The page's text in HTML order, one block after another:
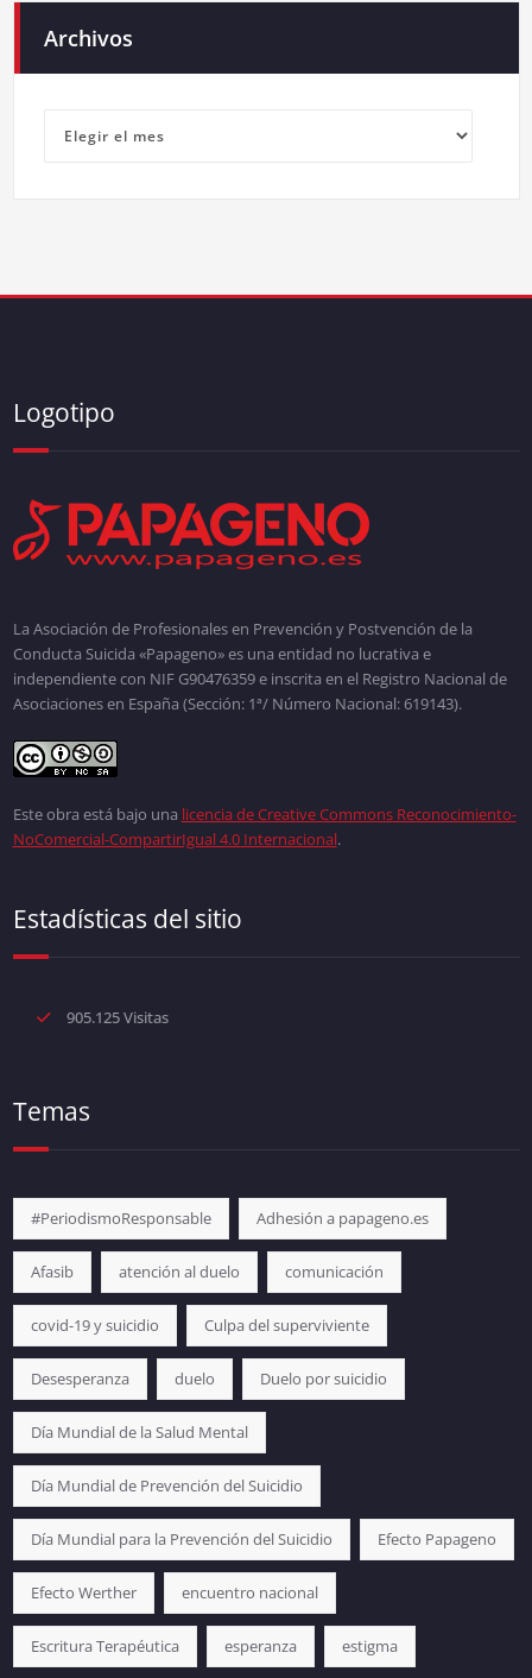
Archivos
Logotipo
La Asociación de Profesionales en Prevención y Postvención de la
Conducta Suicida «Papageno» es una entidad no lucrativa e
independiente con NIF G90476359 e inscrita en el Registro Nacional de
Asociaciones en España (Sección: 1ª/ Número Nacional: 619143).
Este obra está bajo una licencia de Creative Commons Reconocimiento-
NoComercial-CompartirIgual 4.0 Internacional.
Estadísticas del sitio
905.125 Visitas
Temas
#PeriodismoResponsable Adhesión a papageno.es
Afasib atención al duelo comunicación
covid-19 y suicidio Culpa del superviviente
Desesperanza duelo Duelo por suicidio
Día Mundial de la Salud Mental
Día Mundial de Prevención del Suicidio
Día Mundial para la Prevención del Suicidio Efecto Papageno
Efecto Werther encuentro nacional
Escritura Terapéutica esperanza estigma